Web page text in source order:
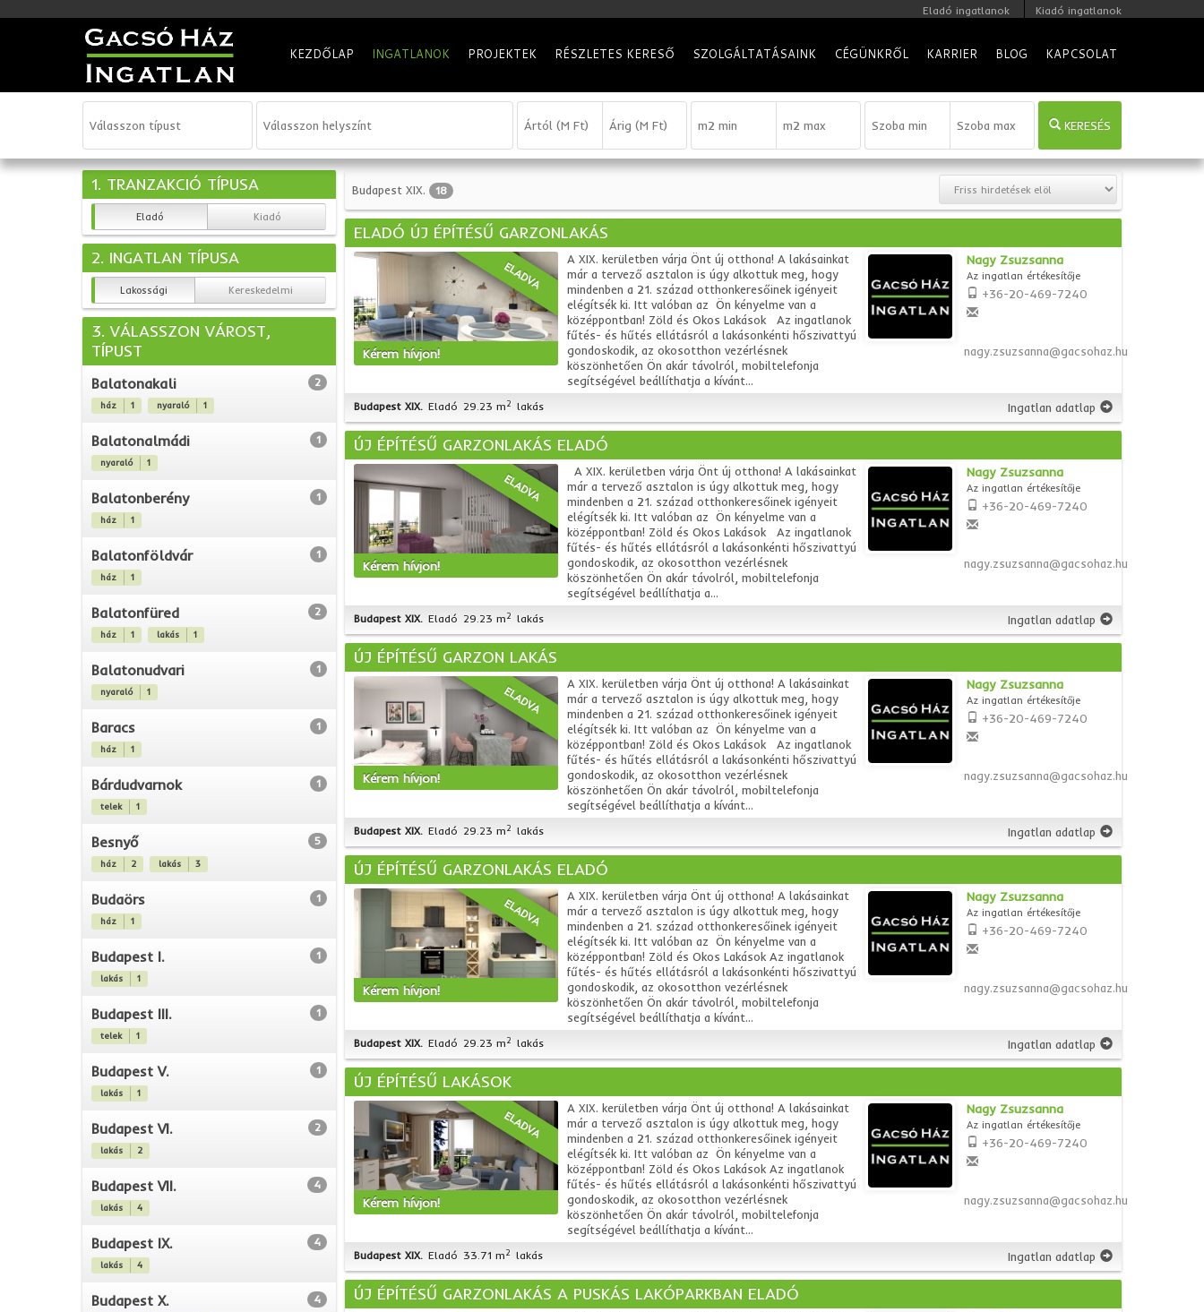
Eladó ingatlanok Kiadó ingatlanok
KEZDŐLAP INGATLANOK PROJEKTEK RÉSZLETES KERESŐ SZOLGÁLTATÁSAINK CÉGÜNKRŐL KARRIER BLOG KAPCSOLAT
KERESÉS
1. TRANZAKCIÓ TÍPUSA
Eladó Kiadó
2. INGATLAN TÍPUSA
Lakossági Kereskedelmi
3. VÁLASSZON VÁROST,
TÍPUST
Balatonakali 2
ház 1 nyaraló 1
Balatonalmádi 1
nyaraló 1
Balatonberény 1
ház 1
Balatonföldvár 1
ház 1
Balatonfüred 2
ház 1 lakás 1
Balatonudvari 1
nyaraló 1
Baracs 1
ház 1
Bárdudvarnok 1
telek 1
Besnyő 5
ház 2 lakás 3
Budaörs 1
ház 1
Budapest I. 1
lakás 1
Budapest III. 1
telek 1
Budapest V. 1
lakás 1
Budapest VI. 2
lakás 2
Budapest VII. 4
lakás 4
Budapest IX. 4
lakás 4
Budapest X. 4
Budapest XIX. 18
ELADÓ ÚJ ÉPÍTÉSŰ GARZONLAKÁS
ELADVA
Kérem hívjon!
A XIX. kerületben várja Önt új otthona! A lakásainkat
már a tervező asztalon is úgy alkottuk meg, hogy
mindenben a 21. század otthonkeresőinek igényeit
elégítsék ki. Itt valóban az Ön kényelme van a
középpontban! Zöld és Okos Lakások Az ingatlanok
fűtés- és hűtés ellátásról a lakásonkénti hőszivattyú
gondoskodik, az okosotthon vezérlésnek
köszönhetően Ön akár távolról, mobiltelefonja
segítségével beállíthatja a kívánt...
Nagy Zsuzsanna
Az ingatlan értékesítője
+36-20-469-7240
nagy.zsuzsanna@gacsohaz.hu
Budapest XIX. Eladó 29.23 m2 lakás Ingatlan adatlap
ÚJ ÉPÍTÉSŰ GARZONLAKÁS ELADÓ
ELADVA
Kérem hívjon!
A XIX. kerületben várja Önt új otthona! A lakásainkat
már a tervező asztalon is úgy alkottuk meg, hogy
mindenben a 21. század otthonkeresőinek igényeit
elégítsék ki. Itt valóban az Ön kényelme van a
középpontban! Zöld és Okos Lakások Az ingatlanok
fűtés- és hűtés ellátásról a lakásonkénti hőszivattyú
gondoskodik, az okosotthon vezérlésnek
köszönhetően Ön akár távolról, mobiltelefonja
segítségével beállíthatja a...
Nagy Zsuzsanna
Az ingatlan értékesítője
+36-20-469-7240
nagy.zsuzsanna@gacsohaz.hu
Budapest XIX. Eladó 29.23 m2 lakás Ingatlan adatlap
ÚJ ÉPÍTÉSŰ GARZON LAKÁS
ELADVA
Kérem hívjon!
A XIX. kerületben várja Önt új otthona! A lakásainkat
már a tervező asztalon is úgy alkottuk meg, hogy
mindenben a 21. század otthonkeresőinek igényeit
elégítsék ki. Itt valóban az Ön kényelme van a
középpontban! Zöld és Okos Lakások Az ingatlanok
fűtés- és hűtés ellátásról a lakásonkénti hőszivattyú
gondoskodik, az okosotthon vezérlésnek
köszönhetően Ön akár távolról, mobiltelefonja
segítségével beállíthatja a kívánt...
Nagy Zsuzsanna
Az ingatlan értékesítője
+36-20-469-7240
nagy.zsuzsanna@gacsohaz.hu
Budapest XIX. Eladó 29.23 m2 lakás Ingatlan adatlap
ÚJ ÉPÍTÉSŰ GARZONLAKÁS ELADÓ
ELADVA
Kérem hívjon!
A XIX. kerületben várja Önt új otthona! A lakásainkat
már a tervező asztalon is úgy alkottuk meg, hogy
mindenben a 21. század otthonkeresőinek igényeit
elégítsék ki. Itt valóban az Ön kényelme van a
középpontban! Zöld és Okos Lakások Az ingatlanok
fűtés- és hűtés ellátásról a lakásonkénti hőszivattyú
gondoskodik, az okosotthon vezérlésnek
köszönhetően Ön akár távolról, mobiltelefonja
segítségével beállíthatja a kívánt...
Nagy Zsuzsanna
Az ingatlan értékesítője
+36-20-469-7240
nagy.zsuzsanna@gacsohaz.hu
Budapest XIX. Eladó 29.23 m2 lakás Ingatlan adatlap
ÚJ ÉPÍTÉSŰ LAKÁSOK
ELADVA
Kérem hívjon!
A XIX. kerületben várja Önt új otthona! A lakásainkat
már a tervező asztalon is úgy alkottuk meg, hogy
mindenben a 21. század otthonkeresőinek igényeit
elégítsék ki. Itt valóban az Ön kényelme van a
középpontban! Zöld és Okos Lakások Az ingatlanok
fűtés- és hűtés ellátásról a lakásonkénti hőszivattyú
gondoskodik, az okosotthon vezérlésnek
köszönhetően Ön akár távolról, mobiltelefonja
segítségével beállíthatja a kívánt...
Nagy Zsuzsanna
Az ingatlan értékesítője
+36-20-469-7240
nagy.zsuzsanna@gacsohaz.hu
Budapest XIX. Eladó 33.71 m2 lakás Ingatlan adatlap
ÚJ ÉPÍTÉSŰ GARZONLAKÁS A PUSKÁS LAKÓPARKBAN ELADÓ